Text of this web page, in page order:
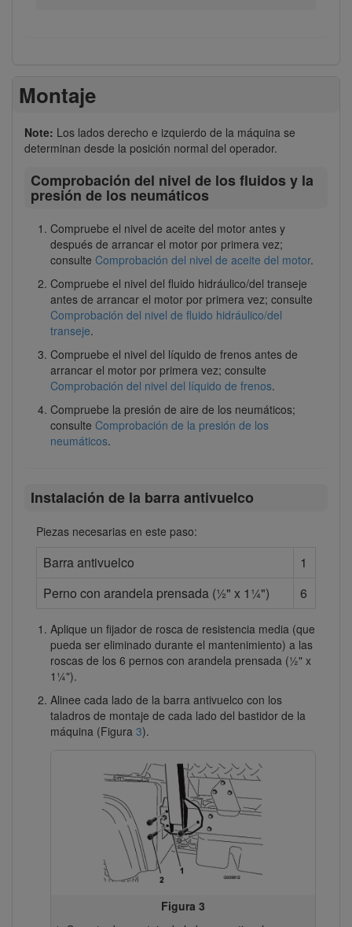
Montaje
Note: Los lados derecho e izquierdo de la máquina se
determinan desde la posición normal del operador.
Comprobación del nivel de los fluidos y la
presión de los neumáticos
Compruebe el nivel de aceite del motor antes y
después de arrancar el motor por primera vez;
consulte Comprobación del nivel de aceite del motor.
Compruebe el nivel del fluido hidráulico/del transeje
antes de arrancar el motor por primera vez; consulte
Comprobación del nivel de fluido hidráulico/del
transeje.
Compruebe el nivel del líquido de frenos antes de
arrancar el motor por primera vez; consulte
Comprobación del nivel del líquido de frenos.
Compruebe la presión de aire de los neumáticos;
consulte Comprobación de la presión de los
neumáticos.
Instalación de la barra antivuelco
Piezas necesarias en este paso:
Barra antivuelco
1
Perno con arandela prensada (½" x 1¼")
6
Aplique un fijador de rosca de resistencia media (que
pueda ser eliminado durante el mantenimiento) a las
roscas de los 6 pernos con arandela prensada (½" x
1¼").
Alinee cada lado de la barra antivuelco con los
taladros de montaje de cada lado del bastidor de la
máquina (Figura 3).
Figura 3